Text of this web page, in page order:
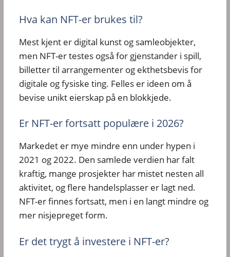
Hva kan NFT-er brukes til?
Mest kjent er digital kunst og samleobjekter,
men NFT-er testes også for gjenstander i spill,
billetter til arrangementer og ekthetsbevis for
digitale og fysiske ting. Felles er ideen om å
bevise unikt eierskap på en blokkjede.
Er NFT-er fortsatt populære i 2026?
Markedet er mye mindre enn under hypen i
2021 og 2022. Den samlede verdien har falt
kraftig, mange prosjekter har mistet nesten all
aktivitet, og flere handelsplasser er lagt ned.
NFT-er finnes fortsatt, men i en langt mindre og
mer nisjepreget form.
Er det trygt å investere i NFT-er?